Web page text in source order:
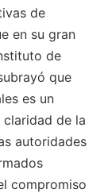
de
en su gran
de
que
es un
de la
autoridades
compromiso